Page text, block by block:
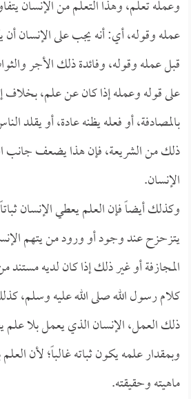
وعمله تعلم، وهذا التعلم من الإنسان
عمله وقوله، أي: أنه يجب على الإنسان
قبل عمله وقوله، وفائدة ذلك الأجر
على قوله وعمله إذا كان عن علم، بخلاف
بالمصادفة، أو فعله يظنه عادة، أو يقلد
ذلك من الشريعة، فإن هذا يضعف جانب
الإنسان.
وكذلك أيضاً فإن العلم يعطي الإنسان
يتزحزح عند وجود أو ورود من يتهم
المجازفة أو غير ذلك إذا كان لديه مستند
كلام رسول الله صلى الله عليه وسلم،
ذلك العمل، الإنسان الذي يعمل بلا
وبمقدار علمه يكون ثباته غالباً؛ لأن
ماهيته وحقيقته.